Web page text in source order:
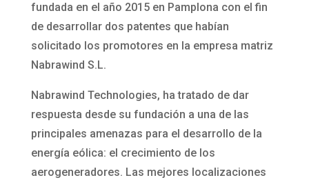
fundada en el año 2015 en Pamplona con el fin
de desarrollar dos patentes que habían
solicitado los promotores en la empresa matriz
Nabrawind S.L.
Nabrawind Technologies, ha tratado de dar
respuesta desde su fundación a una de las
principales amenazas para el desarrollo de la
energía eólica: el crecimiento de los
aerogeneradores. Las mejores localizaciones